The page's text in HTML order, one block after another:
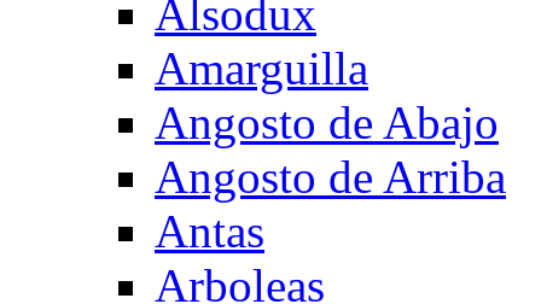
Alsodux
Amarguilla
Angosto de Abajo
Angosto de Arriba
Antas
Arboleas